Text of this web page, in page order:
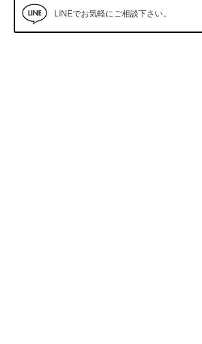
LINEでお気軽にご相談下さい。